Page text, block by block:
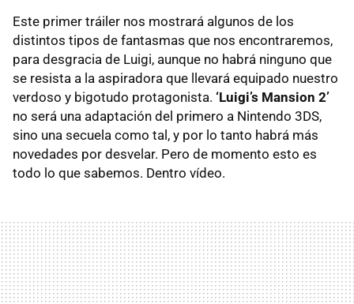
Este primer tráiler nos mostrará algunos de los
distintos tipos de fantasmas que nos encontraremos,
para desgracia de Luigi, aunque no habrá ninguno que
se resista a la aspiradora que llevará equipado nuestro
verdoso y bigotudo protagonista. ‘Luigi’s Mansion 2’
no será una adaptación del primero a Nintendo 3DS,
sino una secuela como tal, y por lo tanto habrá más
novedades por desvelar. Pero de momento esto es
todo lo que sabemos. Dentro vídeo.